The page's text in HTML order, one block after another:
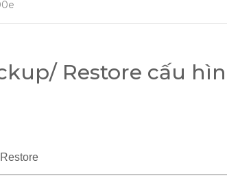
Restore cấu